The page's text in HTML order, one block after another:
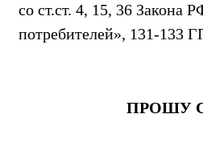
со ст.ст. 4, 15, 36 Закона
потребителей», 131-133
ПРОШУ